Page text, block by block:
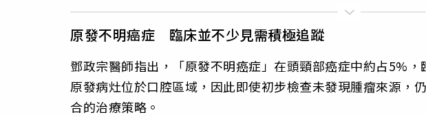
原發不明癌症 臨床並不少見需積極追蹤
鄧政宗醫師指出，「原發不明癌症」在頭頸部癌症中約占5%
原發病灶位於口腔區域，因此即使初步檢查未發現腫瘤來源，
合的治療策略。